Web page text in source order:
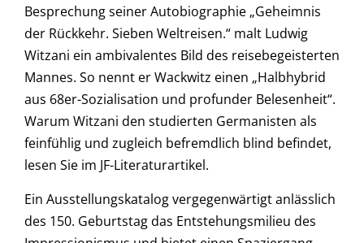
Besprechung seiner Autobiographie „Geheimnis
der Rückkehr. Sieben Weltreisen.“ malt Ludwig
Witzani ein ambivalentes Bild des reisebegeisterten
Mannes. So nennt er Wackwitz einen „Halbhybrid
aus 68er-Sozialisation und profunder Belesenheit“.
Warum Witzani den studierten Germanisten als
feinfühlig und zugleich befremdlich blind befindet,
lesen Sie im JF-Literaturartikel.
Ein Ausstellungskatalog vergegenwärtigt anlässlich
des 150. Geburtstag das Entstehungsmilieu des